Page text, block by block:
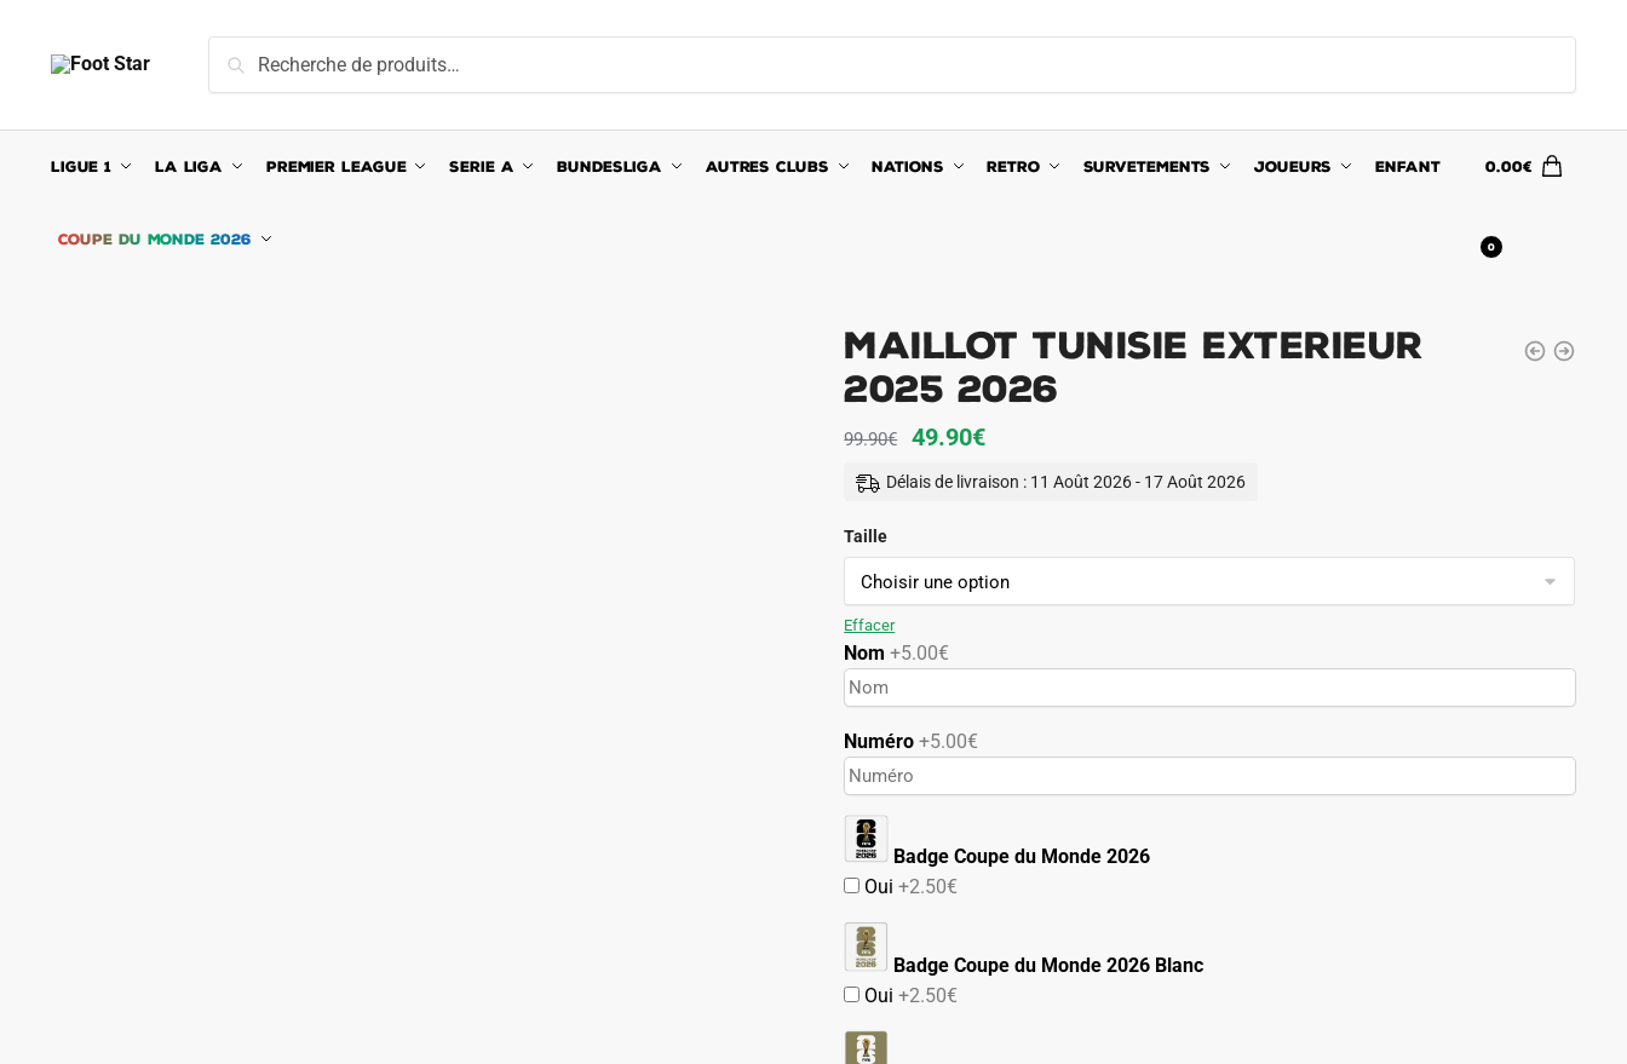
navigation
content
pour :
Recherche
LIGUE 1 LA LIGA PREMIER LEAGUE SERIE A BUNDESLIGA AUTRES CLUBS NATIONS RETRO SURVETEMENTS JOUEURS ENFANT
COUPE DU MONDE 2026
0.00€
0
Maillot Tunisie Exterieur
2025 2026
99.90€
Le
prix
99.90€.
49.90€Le
prix
49.90€.
Délais de livraison : 11 Août 2026 - 17 Août 2026
Taille
Effacer
Nom +5.00€
Numéro+5.00€
Badge Coupe du Monde 2026
Oui+2.50€
Badge Coupe du Monde 2026 Blanc
Oui+2.50€